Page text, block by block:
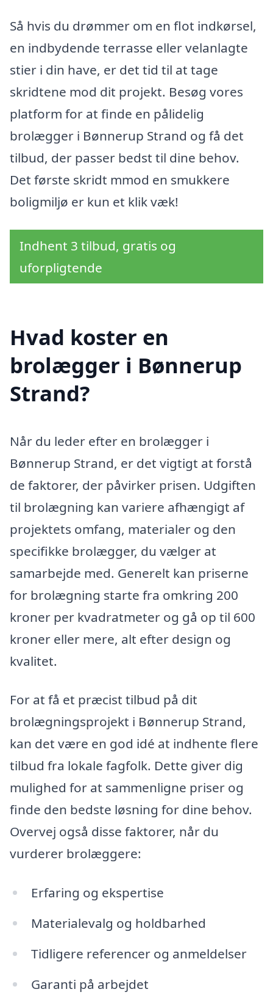
Så hvis du drømmer om en flot indkørsel,
en indbydende terrasse eller velanlagte
stier i din have, er det tid til at tage
skridtene mod dit projekt. Besøg vores
platform for at finde en pålidelig
brolægger i Bønnerup Strand og få det
tilbud, der passer bedst til dine behov.
Det første skridt mmod en smukkere
boligmiljø er kun et klik væk!
Indhent 3 tilbud, gratis og
uforpligtende
Hvad koster en
brolægger i Bønnerup
Strand?
Når du leder efter en brolægger i
Bønnerup Strand, er det vigtigt at forstå
de faktorer, der påvirker prisen. Udgiften
til brolægning kan variere afhængigt af
projektets omfang, materialer og den
specifikke brolægger, du vælger at
samarbejde med. Generelt kan priserne
for brolægning starte fra omkring 200
kroner per kvadratmeter og gå op til 600
kroner eller mere, alt efter design og
kvalitet.
For at få et præcist tilbud på dit
brolægningsprojekt i Bønnerup Strand,
kan det være en god idé at indhente flere
tilbud fra lokale fagfolk. Dette giver dig
mulighed for at sammenligne priser og
finde den bedste løsning for dine behov.
Overvej også disse faktorer, når du
vurderer brolæggere:
Erfaring og ekspertise
Materialevalg og holdbarhed
Tidligere referencer og anmeldelser
Garanti på arbejdet